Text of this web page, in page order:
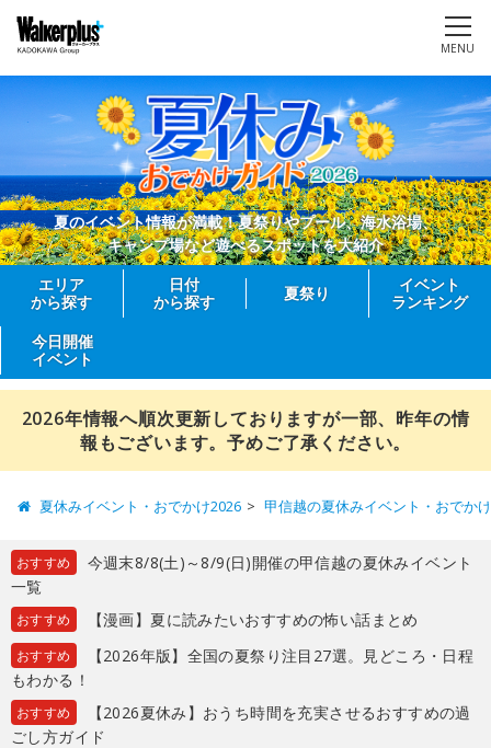
MENU
夏のイベント情報が満載！夏祭りやプール、海水浴場、
キャンプ場など遊べるスポットを大紹介
エリア
から探す
日付
から探す
夏祭り
イベント
ランキング
今日開催
イベント
2026年情報へ順次更新しておりますが一部、昨年の情
報もございます。予めご了承ください。
夏休みイベント・おでかけ2026 甲信越の夏休みイベント・おでか
おすすめ
今週末8/8(土)～8/9(日)開催の甲信越の夏休みイベント
一覧
おすすめ 【漫画】夏に読みたいおすすめの怖い話まとめ
おすすめ
【2026年版】全国の夏祭り注目27選。見どころ・日程
もわかる！
おすすめ
【2026夏休み】おうち時間を充実させるおすすめの過
ごし方ガイド